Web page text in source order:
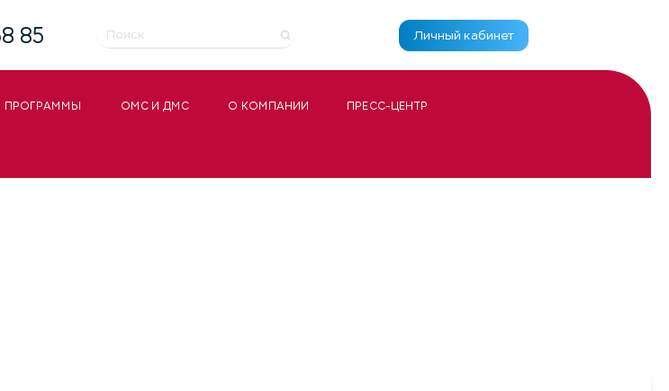
85 Личный кабинет
ПРОГРАММЫ ОМС И ДМС О КОМПАНИИ ПРЕСС-ЦЕНТР